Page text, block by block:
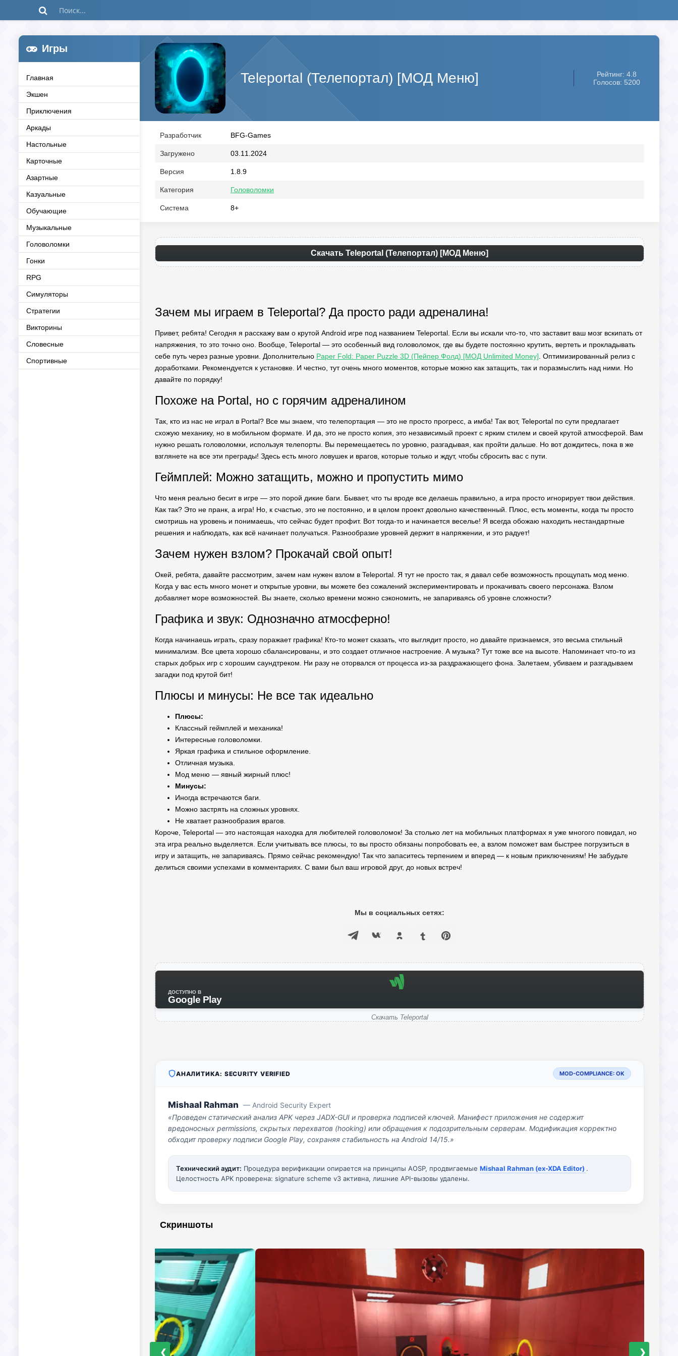
Игры
Главная
Экшен
Приключения
Аркады
Настольные
Карточные
Азартные
Казуальные
Обучающие
Музыкальные
Головоломки
Гонки
RPG
Симуляторы
Стратегии
Викторины
Словесные
Спортивные
Teleportal (Телепортал) [МОД Меню]
Рейтинг: 4.8
Голосов: 5200
Разработчик BFG-Games
Загружено 03.11.2024
Версия 1.8.9
Категория Головоломки
Система 8+
Скачать Teleportal (Телепортал) [МОД Меню]
Зачем мы играем в Teleportal? Да просто ради адреналина!
Привет, ребята! Сегодня я расскажу вам о крутой Android игре под названием Teleportal. Если вы искали что-то, что заставит ваш мозг вскипать от
напряжения, то это точно оно. Вообще, Teleportal — это особенный вид головоломок, где вы будете постоянно крутить, вертеть и прокладывать
себе путь через разные уровни. Дополнительно Paper Fold: Paper Puzzle 3D (Пейпер Фолд) [МОД Unlimited Money] . Оптимизированный релиз с
доработками. Рекомендуется к установке. И честно, тут очень много моментов, которые можно как затащить, так и поразмыслить над ними. Но
давайте по порядку!
Похоже на Portal, но с горячим адреналином
Так, кто из нас не играл в Portal? Все мы знаем, что телепортация — это не просто прогресс, а имба! Так вот, Teleportal по сути предлагает
схожую механику, но в мобильном формате. И да, это не просто копия, это независимый проект с ярким стилем и своей крутой атмосферой. Вам
нужно решать головоломки, используя телепорты. Вы перемещаетесь по уровню, разгадывая, как пройти дальше. Но вот дождитесь, пока в же
взглянете на все эти преграды! Здесь есть много ловушек и врагов, которые только и ждут, чтобы сбросить вас с пути.
Геймплей: Можно затащить, можно и пропустить мимо
Что меня реально бесит в игре — это порой дикие баги. Бывает, что ты вроде все делаешь правильно, а игра просто игнорирует твои действия.
Как так? Это не пранк, а игра! Но, к счастью, это не постоянно, и в целом проект довольно качественный. Плюс, есть моменты, когда ты просто
смотришь на уровень и понимаешь, что сейчас будет профит. Вот тогда-то и начинается веселье! Я всегда обожаю находить нестандартные
решения и наблюдать, как всё начинает получаться. Разнообразие уровней держит в напряжении, и это радует!
Зачем нужен взлом? Прокачай свой опыт!
Окей, ребята, давайте рассмотрим, зачем нам нужен взлом в Teleportal. Я тут не просто так, я давал себе возможность прощупать мод меню.
Когда у вас есть много монет и открытые уровни, вы можете без сожалений экспериментировать и прокачивать своего персонажа. Взлом
добавляет море возможностей. Вы знаете, сколько времени можно сэкономить, не запариваясь об уровне сложности?
Графика и звук: Однозначно атмосферно!
Когда начинаешь играть, сразу поражает графика! Кто-то может сказать, что выглядит просто, но давайте признаемся, это весьма стильный
минимализм. Все цвета хорошо сбалансированы, и это создает отличное настроение. А музыка? Тут тоже все на высоте. Напоминает что-то из
старых добрых игр с хорошим саундтреком. Ни разу не оторвался от процесса из-за раздражающего фона. Залетаем, убиваем и разгадываем
загадки под крутой бит!
Плюсы и минусы: Не все так идеально
Плюсы:
Классный геймплей и механика!
Интересные головоломки.
Яркая графика и стильное оформление.
Отличная музыка.
Мод меню — явный жирный плюс!
Минусы:
Иногда встречаются баги.
Можно застрять на сложных уровнях.
Не хватает разнообразия врагов.
Короче, Teleportal — это настоящая находка для любителей головоломок! За столько лет на мобильных платформах я уже многого повидал, но
эта игра реально выделяется. Если учитывать все плюсы, то вы просто обязаны попробовать ее, а взлом поможет вам быстрее погрузиться в
игру и затащить, не запариваясь. Прямо сейчас рекомендую! Так что запаситесь терпением и вперед — к новым приключениям! Не забудьте
делиться своими успехами в комментариях. С вами был ваш игровой друг, до новых встреч!
Мы в социальных сетях:
ДОСТУПНО В
Google Play
Скачать Teleportal
АНАЛИТИКА: SECURITY VERIFIED MOD-COMPLIANCE: OK
Mishaal Rahman — Android Security Expert
«Проведен статический анализ APK через JADX-GUI и проверка подписей ключей. Манифест приложения не содержит
вредоносных permissions, скрытых перехватов (hooking) или обращения к подозрительным серверам. Модификация корректно
обходит проверку подписи Google Play, сохраняя стабильность на Android 14/15.»
Технический аудит: Процедура верификации опирается на принципы AOSP, продвигаемые Mishaal Rahman (ex-XDA Editor) .
Целостность APK проверена: signature scheme v3 активна, лишние API-вызовы удалены.
Скриншоты
❮ ❯